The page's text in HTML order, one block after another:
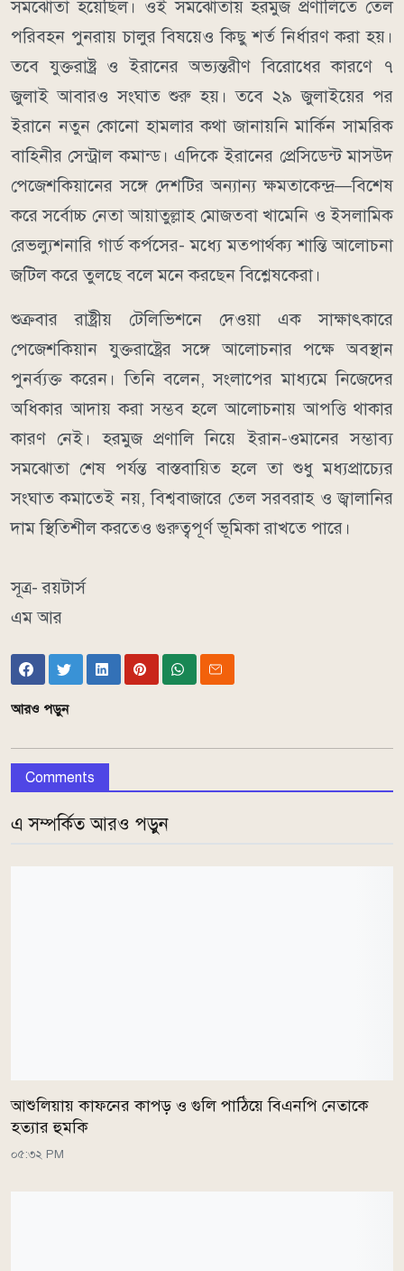
সমঝোতা হয়েছিল। ওই সমঝোতায় হরমুজ প্রণালিতে তেল
পরিবহন পুনরায় চালুর বিষয়েও কিছু শর্ত নির্ধারণ করা হয়।
তবে যুক্তরাষ্ট্র ও ইরানের অভ্যন্তরীণ বিরোধের কারণে ৭
জুলাই আবারও সংঘাত শুরু হয়।তবে ২৯ জুলাইয়ের পর
ইরানে নতুন কোনো হামলার কথা জানায়নি মার্কিন সামরিক
বাহিনীর সেন্ট্রাল কমান্ড। এদিকে ইরানের প্রেসিডেন্ট মাসউদ
পেজেশকিয়ানের সঙ্গে দেশটির অন্যান্য ক্ষমতাকেন্দ্র—বিশেষ
করে সর্বোচ্চ নেতা আয়াতুল্লাহ মোজতবা খামেনি ও ইসলামিক
রেভল্যুশনারি গার্ড কর্পসের- মধ্যে মতপার্থক্য শান্তি আলোচনা
জটিল করে তুলছে বলে মনে করছেন বিশ্লেষকেরা।
শুক্রবার রাষ্ট্রীয় টেলিভিশনে দেওয়া এক সাক্ষাৎকারে
পেজেশকিয়ান যুক্তরাষ্ট্রের সঙ্গে আলোচনার পক্ষে অবস্থান
পুনর্ব্যক্ত করেন। তিনি বলেন, সংলাপের মাধ্যমে নিজেদের
অধিকার আদায় করা সম্ভব হলে আলোচনায় আপত্তি থাকার
কারণ নেই।হরমুজ প্রণালি নিয়ে ইরান-ওমানের সম্ভাব্য
সমঝোতা শেষ পর্যন্ত বাস্তবায়িত হলে তা শুধু মধ্যপ্রাচ্যের
সংঘাত কমাতেই নয়, বিশ্ববাজারে তেল সরবরাহ ও জ্বালানির
দাম স্থিতিশীল করতেও গুরুত্বপূর্ণ ভূমিকা রাখতে পারে।
সূত্র- রয়টার্স
এম আর
আরও পড়ুন
Comments
এ সম্পর্কিত আরও পড়ুন
আশুলিয়ায় কাফনের কাপড় ও গুলি পাঠিয়ে বিএনপি নেতাকে
হত্যার হুমকি
০৫:৩২ PM